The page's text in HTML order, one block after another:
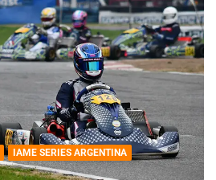
IAME SERIES ARGENTINA